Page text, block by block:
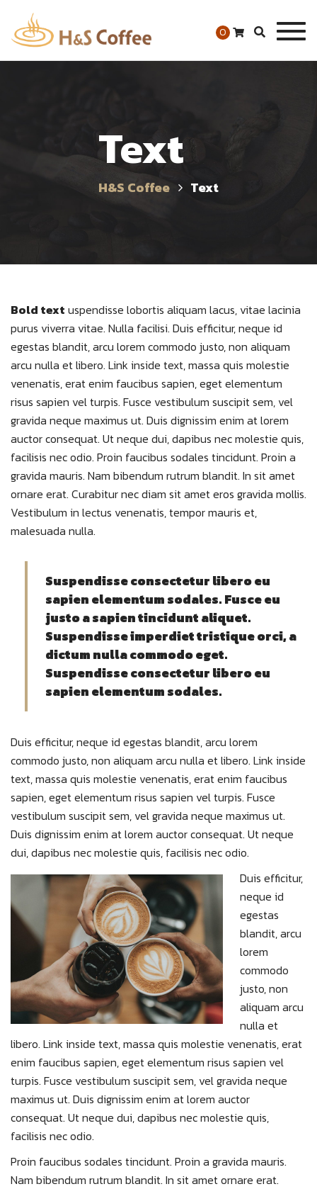
0
Text
H&S Coffee Text
Bold text uspendisse lobortis aliquam lacus, vitae lacinia
purus viverra vitae. Nulla facilisi. Duis efficitur, neque id
egestas blandit, arcu lorem commodo justo, non aliquam
arcu nulla et libero. Link inside text, massa quis molestie
venenatis, erat enim faucibus sapien, eget elementum
risus sapien vel turpis. Fusce vestibulum suscipit sem, vel
gravida neque maximus ut. Duis dignissim enim at lorem
auctor consequat. Ut neque dui, dapibus nec molestie quis,
facilisis nec odio. Proin faucibus sodales tincidunt. Proin a
gravida mauris. Nam bibendum rutrum blandit. In sit amet
ornare erat. Curabitur nec diam sit amet eros gravida mollis.
Vestibulum in lectus venenatis, tempor mauris et,
malesuada nulla.
Suspendisse consectetur libero eu
sapien elementum sodales. Fusce eu
justo a sapien tincidunt aliquet.
Suspendisse imperdiet tristique orci, a
dictum nulla commodo eget.
Suspendisse consectetur libero eu
sapien elementum sodales.
Duis efficitur, neque id egestas blandit, arcu lorem
commodo justo, non aliquam arcu nulla et libero. Link inside
text, massa quis molestie venenatis, erat enim faucibus
sapien, eget elementum risus sapien vel turpis. Fusce
vestibulum suscipit sem, vel gravida neque maximus ut.
Duis dignissim enim at lorem auctor consequat. Ut neque
dui, dapibus nec molestie quis, facilisis nec odio.
Duis efficitur,
neque id
egestas
blandit, arcu
lorem
commodo
justo, non
aliquam arcu
nulla et
libero. Link inside text, massa quis molestie venenatis, erat
enim faucibus sapien, eget elementum risus sapien vel
turpis. Fusce vestibulum suscipit sem, vel gravida neque
maximus ut. Duis dignissim enim at lorem auctor
consequat. Ut neque dui, dapibus nec molestie quis,
facilisis nec odio.
Proin faucibus sodales tincidunt. Proin a gravida mauris.
Nam bibendum rutrum blandit. In sit amet ornare erat.